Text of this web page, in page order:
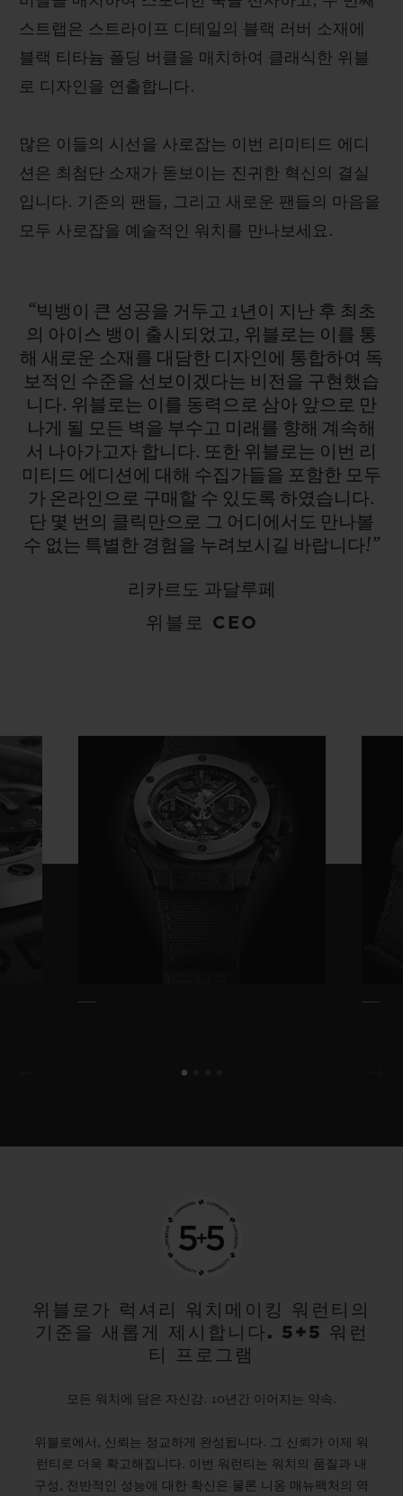
스트랩은 스트라이프 디테일의 블랙 러버 소재에
블랙 티타늄 폴딩 버클을 매치하여 클래식한 위블
로 디자인을 연출합니다.
많은 이들의 시선을 사로잡는 이번 리미티드 에디
션은 최첨단 소재가 돋보이는 진귀한 혁신의 결실
입니다. 기존의 팬들, 그리고 새로운 팬들의 마음을
모두 사로잡을 예술적인 워치를 만나보세요.
“빅뱅이 큰 성공을 거두고 1년이 지난 후 최초
의 아이스 뱅이 출시되었고, 위블로는 이를 통
해 새로운 소재를 대담한 디자인에 통합하여 독
보적인 수준을 선보이겠다는 비전을 구현했습
니다. 위블로는 이를 동력으로 삼아 앞으로 만
나게 될 모든 벽을 부수고 미래를 향해 계속해
서 나아가고자 합니다. 또한 위블로는 이번 리
미티드 에디션에 대해 수집가들을 포함한 모두
가 온라인으로 구매할 수 있도록 하였습니다.
단 몇 번의 클릭만으로 그 어디에서도 만나볼
수 없는 특별한 경험을 누려보시길 바랍니다!”
리카르도 과달루페
위블로 CEO
위블로가 럭셔리 워치메이킹 워런티의
기준을 새롭게 제시합니다. 5+5 워런
티 프로그램
모든 워치에 담은 자신감. 10년간 이어지는 약속.
위블로에서, 신뢰는 정교하게 완성됩니다. 그 신뢰가 이제 워
런티로 더욱 확고해집니다. 이번 워런티는 워치의 품질과 내
구성, 전반적인 성능에 대한 확신은 물론 니옹 매뉴팩처의 역